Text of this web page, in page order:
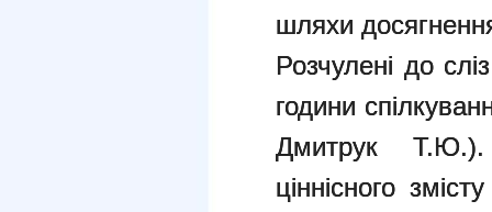
шляхи
Розчулені до
години
Дмитрук
ціннісного